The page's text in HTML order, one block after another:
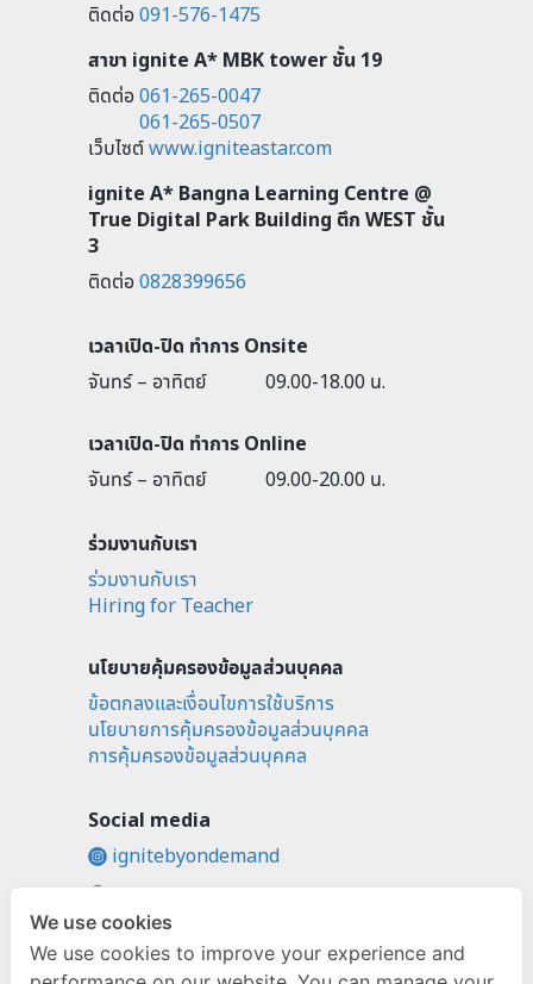
ติดต่อ091-576-1475
สาขา ignite A* MBK tower ชั้น 19
ติดต่อ061-265-0047
061-265-0507
เว็บไซต์www.igniteastar.com
ignite A* Bangna Learning Centre @
True Digital Park Building ตึก WEST ชั้น
3
ติดต่อ0828399656
เวลาเปิด-ปิด ทำการ Onsite
จันทร์ – อาทิตย์
09.00-18.00 น.
เวลาเปิด-ปิด ทำการ Online
จันทร์ – อาทิตย์
09.00-20.00 น.
ร่วมงานกับเรา
ร่วมงานกับเรา
Hiring for Teacher
นโยบายคุ้มครองข้อมูลส่วนบุคคล
ข้อตกลงและเงื่อนไขการใช้บริการ
นโยบายการคุ้มครองข้อมูลส่วนบุคคล
การคุ้มครองข้อมูลส่วนบุคคล
Social media
ignitebyondemand
@ignitebyondemand
We use cookies
We use cookies to improve your experience and